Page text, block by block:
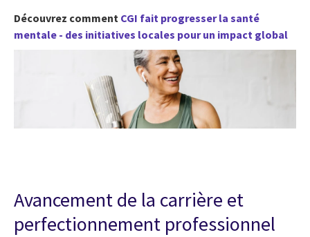
Découvrez comment CGI fait progresser la santé
mentale - des initiatives locales pour un impact global
Avancement de la carrière et
perfectionnement professionnel